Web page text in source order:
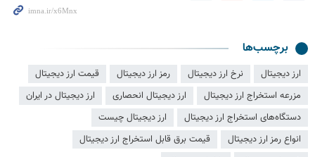
برچسب‌ها
ارز دیجیتال نرخ ارز دیجیتال رمز ارز دیجیتال
قیمت ارز دیجیتال
مزرعه استخراج ارز دیجیتال
ارز دیجیتال انحصاری
ارز دیجیتال در ایران
دستگاه‌های استخراج ارز دیجیتال
ارز دیجیتال چیست
انواع رمز ارز دیجیتال
قیمت برق قابل استخراج ارز دیجیتال